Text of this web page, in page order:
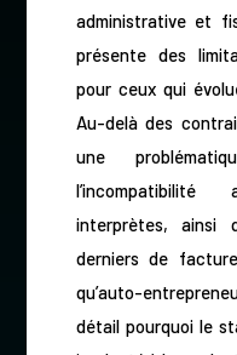
administrative et
présente des
pour ceux qui
Au-delà des
une
l’incompatibilité
interprètes, ainsi
derniers de
qu’auto-
détail pourquoi le